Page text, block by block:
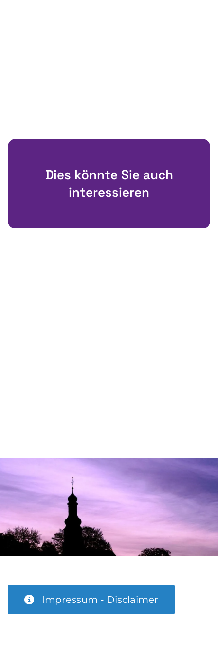
Dies könnte Sie auch
interessieren
Impressum - Disclaimer